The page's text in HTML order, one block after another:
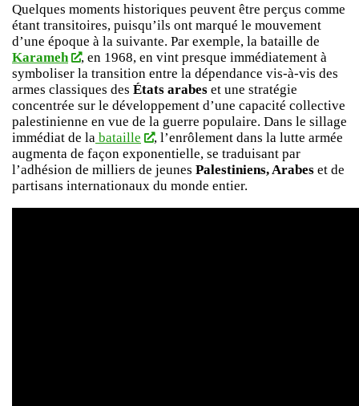
Quelques moments historiques peuvent être perçus comme
étant transitoires, puisqu’ils ont marqué le mouvement
d’une époque à la suivante. Par exemple, la bataille de
Karameh
, en 1968, en vint presque immédiatement à
symboliser la transition entre la dépendance vis-à-vis des
armes classiques des États arabes et une stratégie
concentrée sur le développement d’une capacité collective
palestinienne en vue de la guerre populaire. Dans le sillage
immédiat de la bataille
, l’enrôlement dans la lutte armée
augmenta de façon exponentielle, se traduisant par
l’adhésion de milliers de jeunes Palestiniens, Arabes et de
partisans internationaux du monde entier.